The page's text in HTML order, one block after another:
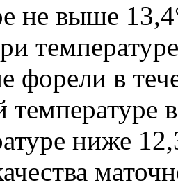
не выше
форели в
температуре
ниже